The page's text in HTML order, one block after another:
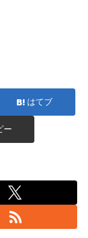
はてブ
ー